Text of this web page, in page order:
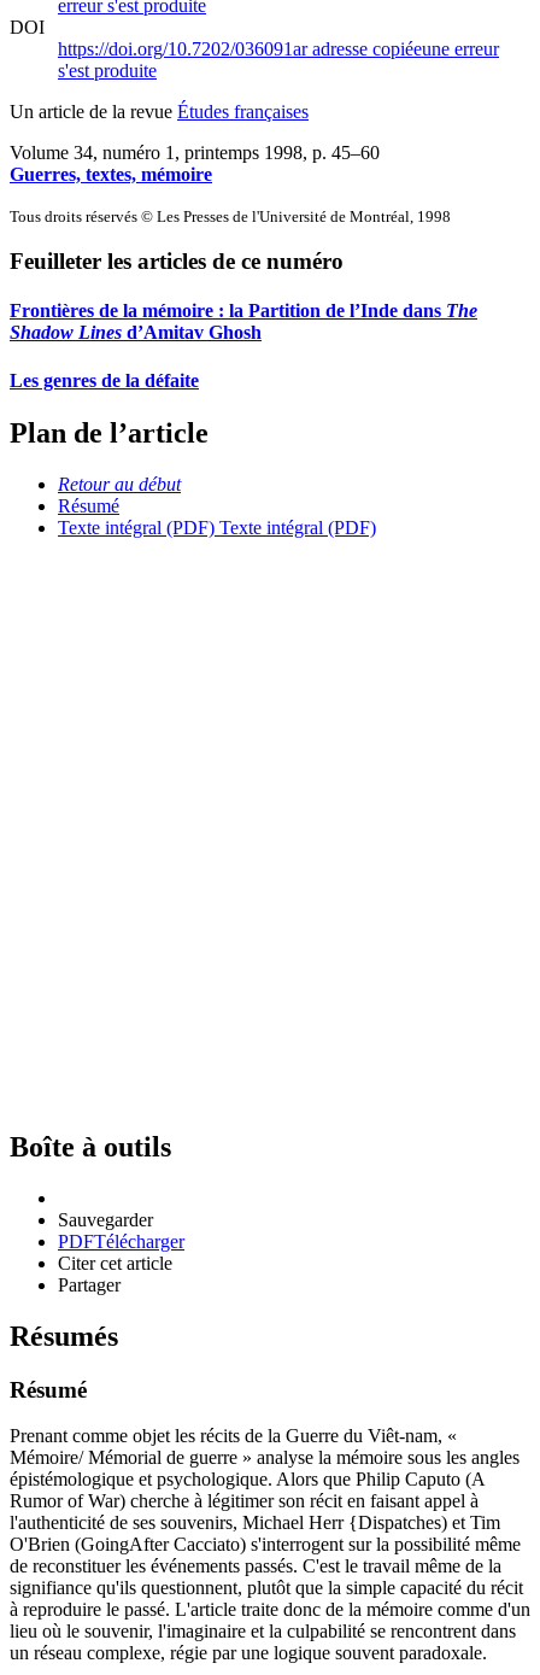
erreur s'est produite
DOI
https://doi.org/10.7202/036091aradresse copiéeune erreur
s'est produite
Un article de la revue Études françaises
Volume 34, numéro 1, printemps 1998, p. 45–60
Guerres, textes, mémoire
Tous droits réservés © Les Presses de l'Université de Montréal, 1998
Feuilleter les articles de ce numéro
Frontières de la mémoire : la Partition de l’Inde dans The
Shadow Lines d’Amitav Ghosh
Les genres de la défaite
Plan de l’article
Retour au début
Résumé
Texte intégral (PDF) Texte intégral (PDF)
Boîte à outils
Sauvegarder
PDFTélécharger
Citer cet article
Partager
Résumés
Résumé
Prenant comme objet les récits de la Guerre du Viêt-nam, «
Mémoire/ Mémorial de guerre » analyse la mémoire sous les angles
épistémologique et psychologique. Alors que Philip Caputo (A
Rumor of War) cherche à légitimer son récit en faisant appel à
l'authenticité de ses souvenirs, Michael Herr {Dispatches) et Tim
O'Brien (GoingAfter Cacciato) s'interrogent sur la possibilité même
de reconstituer les événements passés. C'est le travail même de la
signifiance qu'ils questionnent, plutôt que la simple capacité du récit
à reproduire le passé. L'article traite donc de la mémoire comme d'un
lieu où le souvenir, l'imaginaire et la culpabilité se rencontrent dans
un réseau complexe, régie par une logique souvent paradoxale.